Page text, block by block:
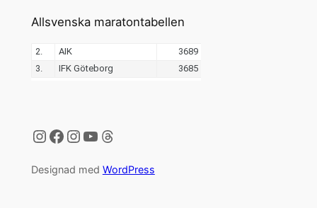
Allsvenska maratontabellen
Instagram
Facebook
Instagram
YouTube
Threads
Designad med WordPress